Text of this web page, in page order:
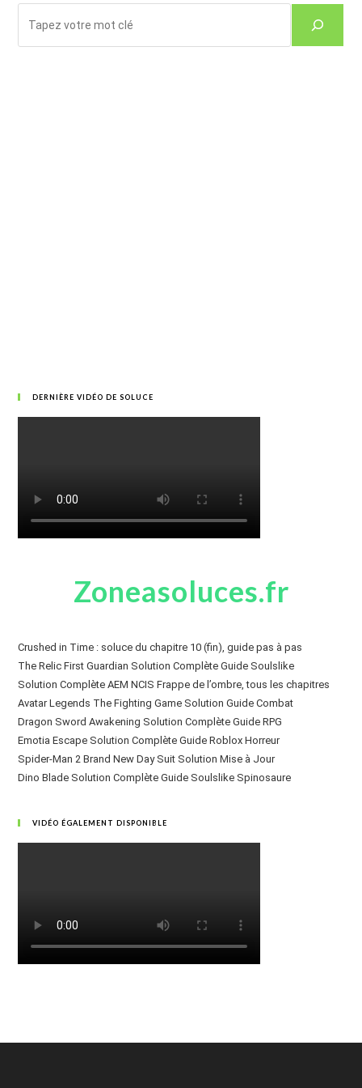
DERNIÈRE VIDÉO DE SOLUCE
Zoneasoluces.fr
Crushed in Time : soluce du chapitre 10 (fin), guide pas à pas
The Relic First Guardian Solution Complète Guide Soulslike
Solution Complète AEM NCIS Frappe de l’ombre, tous les chapitres
Avatar Legends The Fighting Game Solution Guide Combat
Dragon Sword Awakening Solution Complète Guide RPG
Emotia Escape Solution Complète Guide Roblox Horreur
Spider-Man 2 Brand New Day Suit Solution Mise à Jour
Dino Blade Solution Complète Guide Soulslike Spinosaure
VIDÉO ÉGALEMENT DISPONIBLE